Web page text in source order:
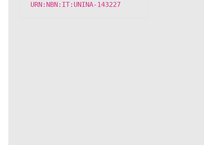
URN:NBN:IT:UNINA-143227